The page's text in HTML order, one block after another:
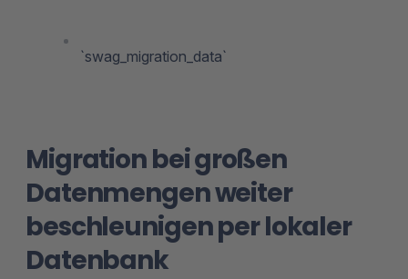
`swag_migration_data`
Migration bei großen
Datenmengen weiter
beschleunigen per lokaler
Datenbank